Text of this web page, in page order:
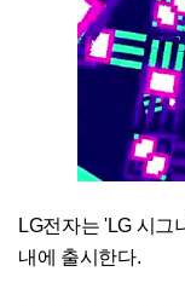
LG전자는 'LG 시그
내에 출시한다.